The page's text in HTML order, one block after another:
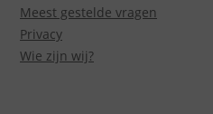
Meest gestelde vragen
Privacy
Wie zijn wij?